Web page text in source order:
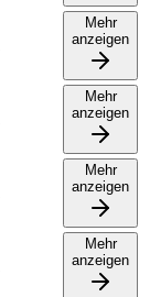
Mehr
anzeigen
Mehr
anzeigen
Mehr
anzeigen
Mehr
anzeigen